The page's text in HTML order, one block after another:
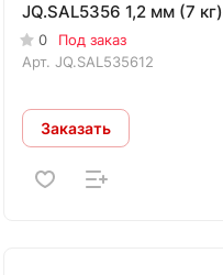
JQ.SAL5356 1,2 мм (7 кг)
0
Под заказ
Арт. JQ.SAL535612
Заказать